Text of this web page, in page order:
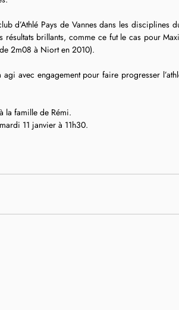
résultats brillants, comme ce fut le cas pour
2m08 à Niort en 2010).
avec engagement pour faire progresser
la famille de Rémi.
11 janvier à 11h30.